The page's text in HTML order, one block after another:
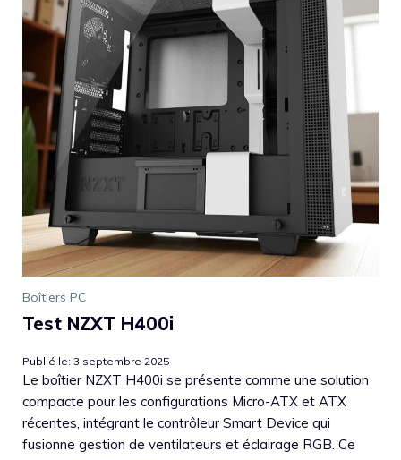
Boîtiers PC
Test NZXT H400i
Publié le: 3 septembre 2025
Le boîtier NZXT H400i se présente comme une solution
compacte pour les configurations Micro-ATX et ATX
récentes, intégrant le contrôleur Smart Device qui
fusionne gestion de ventilateurs et éclairage RGB. Ce